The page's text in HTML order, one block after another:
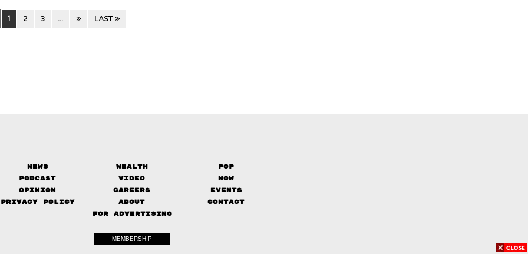
1 2 3 ... » LAST »
News Wealth
Pop
Podcast
Video
Now
Opinion
Careers
Events
Privacy Policy
About
Contact
FOR ADVERTISING
MEMBERSHIP